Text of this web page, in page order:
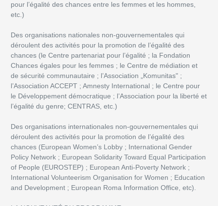
pour l’égalité des chances entre les femmes et les hommes,
etc.)
Des organisations nationales non-gouvernementales qui
déroulent des activités pour la promotion de l’égalité des
chances (le Centre partenariat pour l’égalité ; la Fondation
Chances égales pour les femmes ; le Centre de médiation et
de sécurité communautaire ; l’Association „Komunitas" ;
l’Association ACCEPT ; Amnesty International ; le Centre pour
le Développement démocratique ; l’Association pour la liberté et
l’égalité du genre; CENTRAS, etc.)
Des organisations internationales non-gouvernementales qui
déroulent des activités pour la promotion de l’égalité des
chances (European Women’s Lobby ; International Gender
Policy Network ; European Solidarity Toward Equal Participation
of People (EUROSTEP) ; European Anti-Poverty Network ;
International Volunteerism Organisation for Women ; Education
and Development ; European Roma Information Office, etc).